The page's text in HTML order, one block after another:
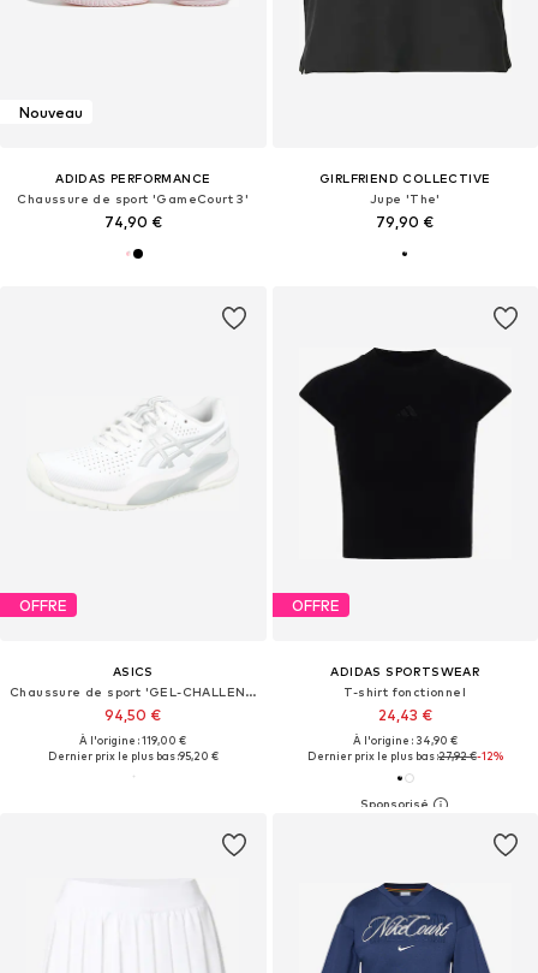
Nouveau
ADIDAS PERFORMANCE
Chaussure de sport 'GameCourt 3'
74,90 €
GIRLFRIEND COLLECTIVE
Jupe 'The'
79,90 €
OFFRE
ASICS
Chaussure de sport 'GEL-CHALLENGER 15'
94,50 €
À l'origine : 119,00 €
Dernier prix le plus bas :95,20 €
OFFRE
ADIDAS SPORTSWEAR
T-shirt fonctionnel
24,43 €
À l'origine : 34,90 €
Dernier prix le plus bas :27,92 €-12%